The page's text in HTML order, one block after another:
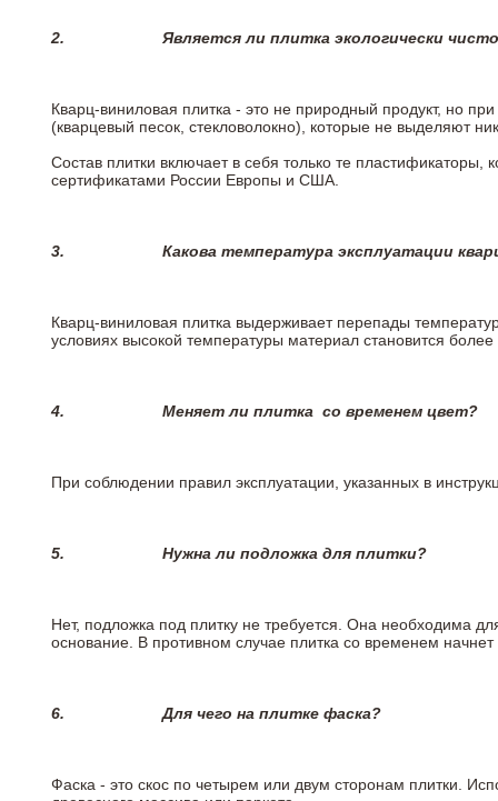
2. Является ли плитка экологически
Кварц-виниловая плитка - это не природный продукт, но
(кварцевый песок, стекловолокно), которые не выделяют
Состав плитки включает в себя только те
сертификатами России Европы и США.
3. Какова температура эксплуатации
Кварц-виниловая плитка выдерживает перепады
условиях высокой температуры материал становится
4. Меняет ли плитка со временем цвет?
При соблюдении правил эксплуатации, указанных в
5. Нужна ли подложка для плитки?
Нет, подложка под плитку не требуется. Она необходима
основание. В противном случае плитка со временем
6.Для чего на плитке фаска?
Фаска - это скос по четырем или двум сторонам плитки.